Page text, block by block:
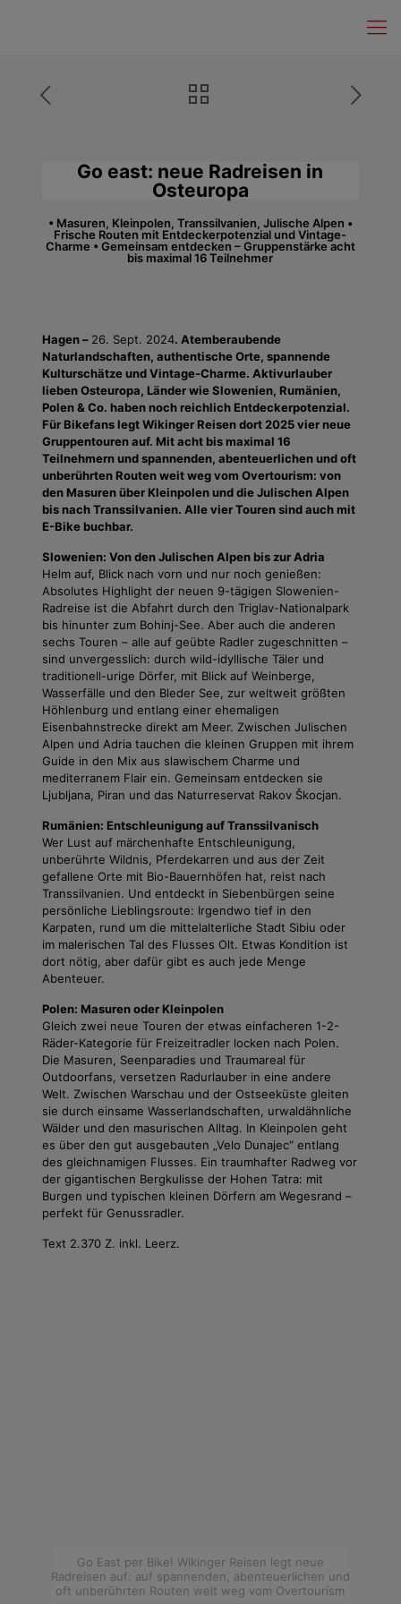
Go east: neue Radreisen in
Osteuropa
• Masuren, Kleinpolen, Transsilvanien, Julische Alpen •
Frische Routen mit Entdeckerpotenzial und Vintage-
Charme • Gemeinsam entdecken – Gruppenstärke acht
bis maximal 16 Teilnehmer
Hagen – 26. Sept. 2024. Atemberaubende
Naturlandschaften, authentische Orte, spannende
Kulturschätze und Vintage-Charme. Aktivurlauber
lieben Osteuropa, Länder wie Slowenien, Rumänien,
Polen & Co. haben noch reichlich Entdeckerpotenzial.
Für Bikefans legt Wikinger Reisen dort 2025 vier neue
Gruppentouren auf. Mit acht bis maximal 16
Teilnehmern und spannenden, abenteuerlichen und oft
unberührten Routen weit weg vom Overtourism: von
den Masuren über Kleinpolen und die Julischen Alpen
bis nach Transsilvanien. Alle vier Touren sind auch mit
E-Bike buchbar.
Slowenien: Von den Julischen Alpen bis zur Adria
Helm auf, Blick nach vorn und nur noch genießen:
Absolutes Highlight der neuen 9-tägigen Slowenien-
Radreise ist die Abfahrt durch den Triglav-Nationalpark
bis hinunter zum Bohinj-See. Aber auch die anderen
sechs Touren – alle auf geübte Radler zugeschnitten –
sind unvergesslich: durch wild-idyllische Täler und
traditionell-urige Dörfer, mit Blick auf Weinberge,
Wasserfälle und den Bleder See, zur weltweit größten
Höhlenburg und entlang einer ehemaligen
Eisenbahnstrecke direkt am Meer. Zwischen Julischen
Alpen und Adria tauchen die kleinen Gruppen mit ihrem
Guide in den Mix aus slawischem Charme und
mediterranem Flair ein. Gemeinsam entdecken sie
Ljubljana, Piran und das Naturreservat Rakov Škocjan.
Rumänien: Entschleunigung auf Transsilvanisch
Wer Lust auf märchenhafte Entschleunigung,
unberührte Wildnis, Pferdekarren und aus der Zeit
gefallene Orte mit Bio-Bauernhöfen hat, reist nach
Transsilvanien. Und entdeckt in Siebenbürgen seine
persönliche Lieblingsroute: Irgendwo tief in den
Karpaten, rund um die mittelalterliche Stadt Sibiu oder
im malerischen Tal des Flusses Olt. Etwas Kondition ist
dort nötig, aber dafür gibt es auch jede Menge
Abenteuer.
Polen: Masuren oder Kleinpolen
Gleich zwei neue Touren der etwas einfacheren 1-2-
Räder-Kategorie für Freizeitradler locken nach Polen.
Die Masuren, Seenparadies und Traumareal für
Outdoorfans, versetzen Radurlauber in eine andere
Welt. Zwischen Warschau und der Ostseeküste gleiten
sie durch einsame Wasserlandschaften, urwaldähnliche
Wälder und den masurischen Alltag. In Kleinpolen geht
es über den gut ausgebauten „Velo Dunajec“ entlang
des gleichnamigen Flusses. Ein traumhafter Radweg vor
der gigantischen Bergkulisse der Hohen Tatra: mit
Burgen und typischen kleinen Dörfern am Wegesrand –
perfekt für Genussradler.
Text 2.370 Z. inkl. Leerz.
Go East per Bike! Wikinger Reisen legt neue
Radreisen auf: auf spannenden, abenteuerlichen und
oft unberührten Routen weit weg vom Overtourism